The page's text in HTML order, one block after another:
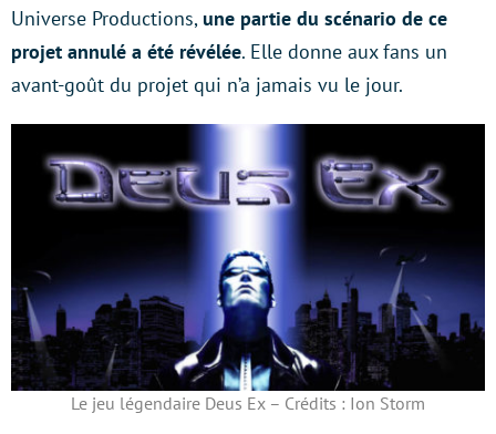
Universe Productions, une partie du scénario de ce
projet annulé a été révélée. Elle donne aux fans un
avant-goût du projet qui n’a jamais vu le jour.
Le jeu légendaire Deus Ex – Crédits : Ion Storm